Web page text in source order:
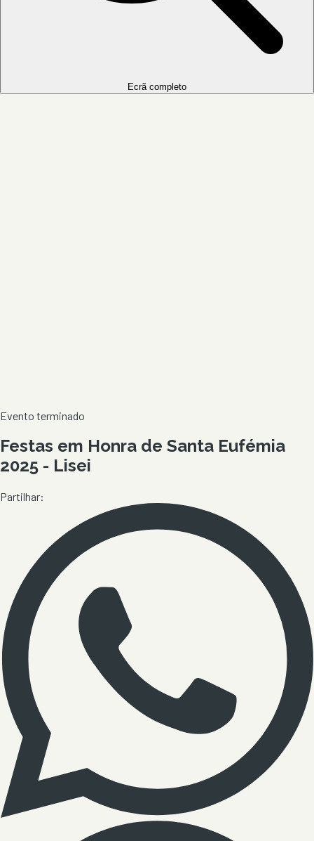
Ecrã completo
Evento terminado
Festas em Honra de Santa Eufémia
2025 - Lisei
Partilhar: